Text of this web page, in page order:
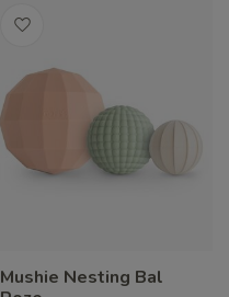
Mushie Nesting Bal